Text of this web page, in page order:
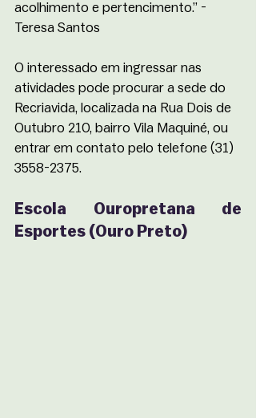
acolhimento e pertencimento.” -
Teresa Santos
O interessado em ingressar nas
atividades pode procurar a sede do
Recriavida, localizada na Rua Dois de
Outubro 210, bairro Vila Maquiné, ou
entrar em contato pelo telefone (31)
3558-2375.
Escola Ouropretana de
Esportes (Ouro Preto)